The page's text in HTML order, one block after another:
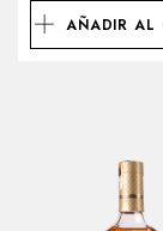
AÑADIR AL